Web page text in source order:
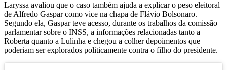
Laryssa avaliou que o caso também ajuda a explicar o peso eleitoral
de Alfredo Gaspar como vice na chapa de Flávio Bolsonaro.
Segundo ela, Gaspar teve acesso, durante os trabalhos da comissão
parlamentar sobre o INSS, a informações relacionadas tanto a
Roberta quanto a Lulinha e chegou a colher depoimentos que
poderiam ser explorados politicamente contra o filho do presidente.